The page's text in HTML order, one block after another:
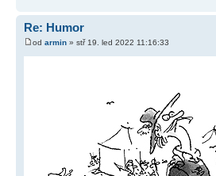
Re: Humor
od armin » stř 19. led 2022 11:16:33